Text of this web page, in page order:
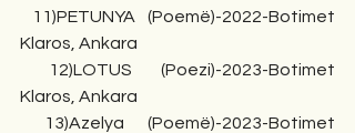
11)PETUNYA (Poemë)-2022-Botimet
Klaros, Ankara
12)LOTUS (Poezi)-2023-Botimet
Klaros, Ankara
13)Azelya (Poemë)-2023-Botimet